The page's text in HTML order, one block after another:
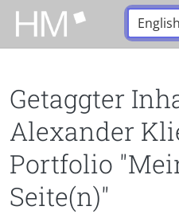
Zum Hauptinhalt Sprache:
Getaggter
Alexander
Portfolio
Seite(n)"